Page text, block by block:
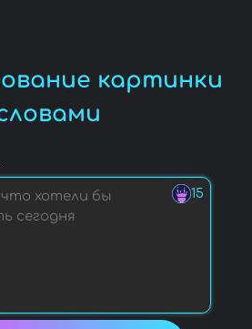
картинки
15